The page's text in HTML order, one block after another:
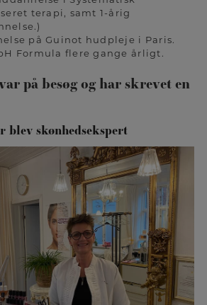
terapi, samt 1-årig
på Guinot hudpleje i Paris.
Formula flere gange årligt.
på besøg og har skrevet en
blev skønhedsekspert